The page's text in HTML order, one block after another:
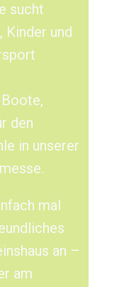
sucht
Kinder und
den
in unserer
mal
an –
am